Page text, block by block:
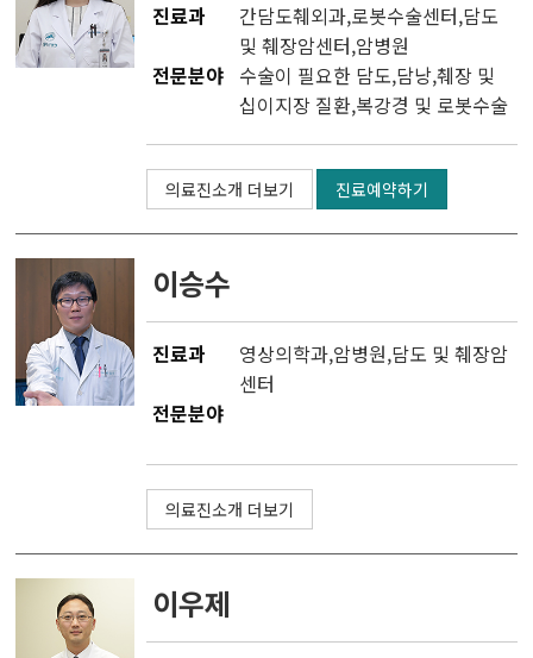
진료과 간담도췌외과,로봇수술센터,담도
및 췌장암센터,암병원
전문분야 수술이 필요한 담도,담낭,췌장 및
십이지장 질환,복강경 및 로봇수술
의료진소개 더보기 진료예약하기
이승수
진료과 영상의학과,암병원,담도 및 췌장암
센터
전문분야
의료진소개 더보기
이우제